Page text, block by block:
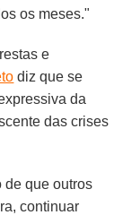
os meses."
e
diz que se
da
das crises
de que outros
continuar